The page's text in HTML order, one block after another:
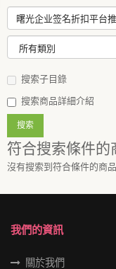
搜索子目錄
搜索商品詳細介紹
符合搜索條件的
沒有搜索到符合條件的商品
我們的資訊
關於我們